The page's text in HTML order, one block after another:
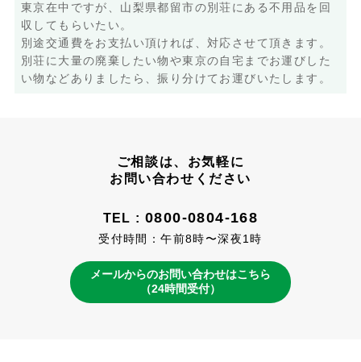
東京在中ですが、山梨県都留市の別荘にある不用品を回
収してもらいたい。
別途交通費をお支払い頂ければ、対応させて頂きます。
別荘に大量の廃棄したい物や東京の自宅までお運びした
い物などありましたら、振り分けてお運びいたします。
ご相談は、お気軽に
お問い合わせください
TEL :0800-0804-168
受付時間：午前8時〜深夜1時
メールからのお問い合わせはこちら
（24時間受付）